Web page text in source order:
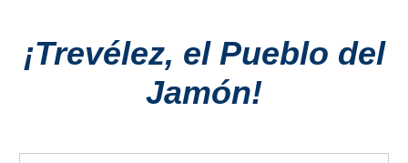
COSTA
¡Trevélez, el Pueblo del
Jamón!